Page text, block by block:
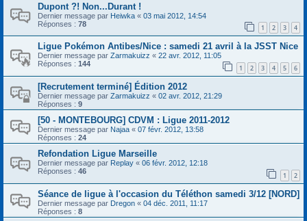
Dupont ?! Non...Durant !
Dernier message par Heiwka « 03 mai 2012, 14:54
Réponses : 78 1 2 3 4
Ligue Pokémon Antibes/Nice : samedi 21 avril à la JSST Nice
Dernier message par Zarmakuizz « 22 avr. 2012, 11:05
Réponses : 144 1 2 3 4 5 6
[Recrutement terminé] Édition 2012
Dernier message par Zarmakuizz « 02 avr. 2012, 21:29
Réponses : 9
[50 - MONTEBOURG] CDVM : Ligue 2011-2012
Dernier message par Najaa « 07 févr. 2012, 13:58
Réponses : 24
Refondation Ligue Marseille
Dernier message par Replay « 06 févr. 2012, 12:18
Réponses : 46 1 2
Séance de ligue à l'occasion du Téléthon samedi 3/12 [NORD]
Dernier message par Dregon « 04 déc. 2011, 11:17
Réponses : 8